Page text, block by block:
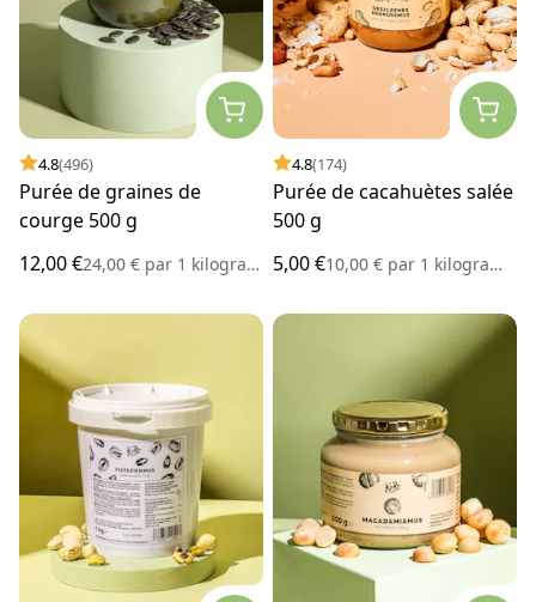
4.8(496)
Purée de graines de
courge 500 g
12,00 €24,00 € par 1 kilogramme
4.8(174)
Purée de cacahuètes salée
500 g
5,00 €10,00 € par 1 kilogramme